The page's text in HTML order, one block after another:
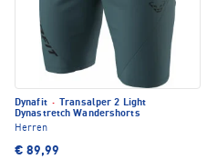
Dynafit ·
Transalper 2 Light
Dynastretch Wandershorts
Herren
€ 89,99